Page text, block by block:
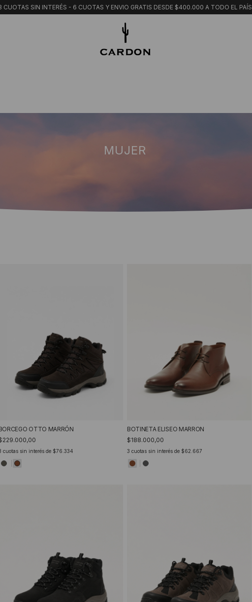
CUOTAS SIN INTERÉS - 6 CUOTAS Y ENVIO GRATIS DESDE $400.000 A TODO EL PAÍS
MUJER
OTTO MARRÓN
cuotas sin interés de $76.334
BOTINETA ELISEO MARRON
$188.000,00
3 cuotas sin interés de $62.667